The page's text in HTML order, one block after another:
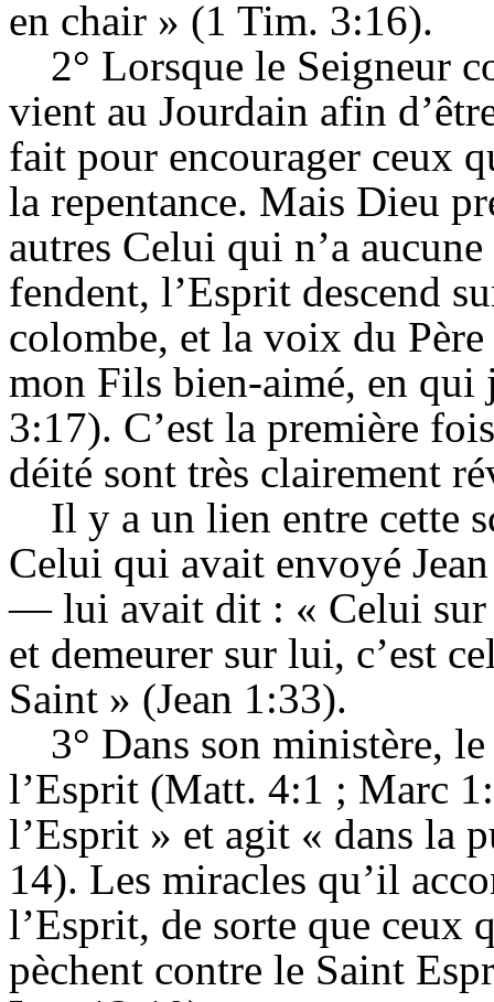
en chair » (1 Tim. 3:16).
2° Lorsque le Seigneur
vient au Jourdain afin
fait pour encourager ceux
la repentance. Mais Dieu
autres Celui qui n’a
fendent, l’Esprit descend
colombe, et la voix du
mon Fils bien-aimé, en
3:17). C’est la première
déité sont très clairement
Il y a un lien entre cette
Celui qui avait envoyé
— lui avait dit : « Celui sur
et demeurer sur lui, c’est
Saint » (Jean 1:33).
3° Dans son ministère,
l’Esprit (Matt. 4:1 ; Marc
l’Esprit » et agit « dans la
14). Les miracles qu’il
l’Esprit, de sorte que ceux
pèchent contre le Saint